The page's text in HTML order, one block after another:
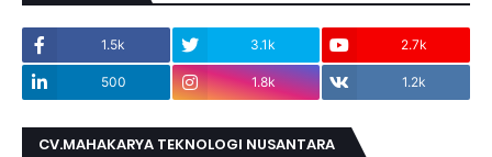
1.5k 3.1k 2.7k
500 1.8k 1.2k
CV.MAHAKARYA TEKNOLOGI NUSANTARA